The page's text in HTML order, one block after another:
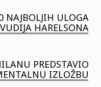
NAJBOLJIH ULOGA
VUDIJA HARELSONA
PREDSTAVIO
IZLOŽBU